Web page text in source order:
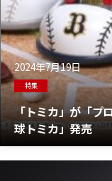
2024年7月19日
特集
「トミカ」が「プ
球トミカ」発売